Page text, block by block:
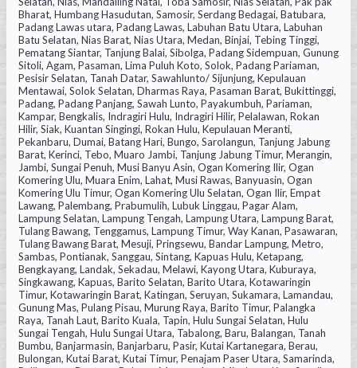
Bharat, Humbang Hasudutan, Samosir, Serdang Bedagai, Batubara,
Padang Lawas utara, Padang Lawas, Labuhan Batu Utara, Labuhan
Batu Selatan, Nias Barat, Nias Utara, Medan, Binjai, Tebing Tinggi,
Pematang Siantar, Tanjung Balai, Sibolga, Padang Sidempuan, Gunung
Sitoli, Agam, Pasaman, Lima Puluh Koto, Solok, Padang Pariaman,
Pesisir Selatan, Tanah Datar, Sawahlunto/ Sijunjung, Kepulauan
Mentawai, Solok Selatan, Dharmas Raya, Pasaman Barat, Bukittinggi,
Padang, Padang Panjang, Sawah Lunto, Payakumbuh, Pariaman,
Kampar, Bengkalis, Indragiri Hulu, Indragiri Hilir, Pelalawan, Rokan
Hilir, Siak, Kuantan Singingi, Rokan Hulu, Kepulauan Meranti,
Pekanbaru, Dumai, Batang Hari, Bungo, Sarolangun, Tanjung Jabung
Barat, Kerinci, Tebo, Muaro Jambi, Tanjung Jabung Timur, Merangin,
Jambi, Sungai Penuh, Musi Banyu Asin, Ogan Komering Ilir, Ogan
Komering Ulu, Muara Enim, Lahat, Musi Rawas, Banyuasin, Ogan
Komering Ulu Timur, Ogan Komering Ulu Selatan, Ogan Ilir, Empat
Lawang, Palembang, Prabumulih, Lubuk Linggau, Pagar Alam,
Lampung Selatan, Lampung Tengah, Lampung Utara, Lampung Barat,
Tulang Bawang, Tenggamus, Lampung Timur, Way Kanan, Pasawaran,
Tulang Bawang Barat, Mesuji, Pringsewu, Bandar Lampung, Metro,
Sambas, Pontianak, Sanggau, Sintang, Kapuas Hulu, Ketapang,
Bengkayang, Landak, Sekadau, Melawi, Kayong Utara, Kuburaya,
Singkawang, Kapuas, Barito Selatan, Barito Utara, Kotawaringin
Timur, Kotawaringin Barat, Katingan, Seruyan, Sukamara, Lamandau,
Gunung Mas, Pulang Pisau, Murung Raya, Barito Timur, Palangka
Raya, Tanah Laut, Barito Kuala, Tapin, Hulu Sungai Selatan, Hulu
Sungai Tengah, Hulu Sungai Utara, Tabalong, Baru, Balangan, Tanah
Bumbu, Banjarmasin, Banjarbaru, Pasir, Kutai Kartanegara, Berau,
Bulongan, Kutai Barat, Kutai Timur, Penajam Paser Utara, Samarinda,